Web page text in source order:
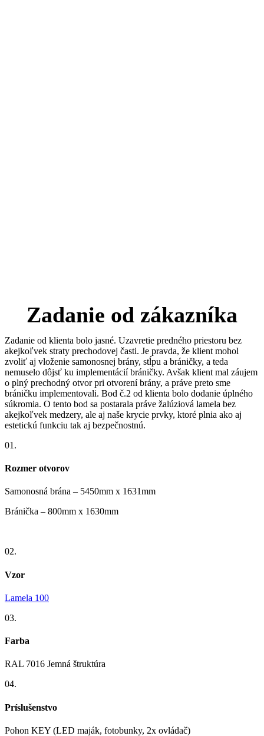
Zadanie od zákazníka
Zadanie od klienta bolo jasné. Uzavretie predného priestoru bez
akejkoľvek straty prechodovej časti. Je pravda, že klient mohol
zvoliť aj vloženie samonosnej brány, stĺpu a bráničky, a teda
nemuselo dôjsť ku implementácií bráničky. Avšak klient mal záujem
o plný prechodný otvor pri otvorení brány, a práve preto sme
bráničku implementovali. Bod č.2 od klienta bolo dodanie úplného
súkromia. O tento bod sa postarala práve žalúziová lamela bez
akejkoľvek medzery, ale aj naše krycie prvky, ktoré plnia ako aj
estetickú funkciu tak aj bezpečnostnú.
01.
Rozmer otvorov
Samonosná brána – 5450mm x 1631mm
Bránička – 800mm x 1630mm
02.
Vzor
Lamela 100
03.
Farba
RAL 7016 Jemná štruktúra
04.
Príslušenstvo
Pohon KEY (LED maják, fotobunky, 2x ovládač)